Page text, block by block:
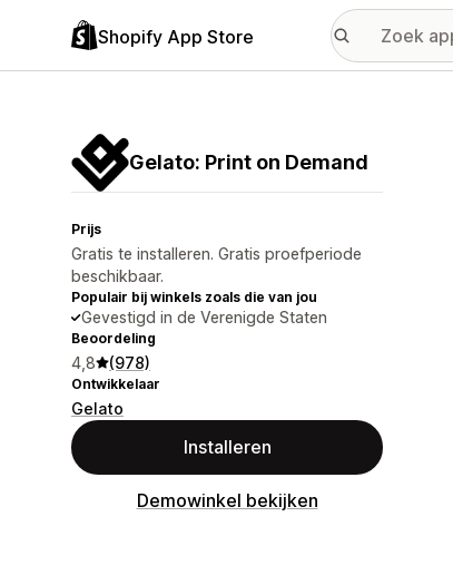
Shopify App Store
Gelato: Print on Demand
Prijs
Gratis te installeren. Gratis proefperiode
beschikbaar.
Populair bij winkels zoals die van jou
Gevestigd in de Verenigde Staten
Beoordeling
4,8 (978)
Ontwikkelaar
Gelato
Installeren
Demowinkel bekijken